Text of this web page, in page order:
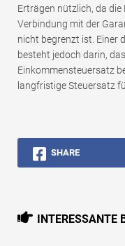
Erträgen nützlich, da
Verbindung mit der
nicht begrenzt ist. Einer
besteht jedoch darin,
Einkommensteuersatz
langfristige Steuersatz
SHARE
INTERESSANTE